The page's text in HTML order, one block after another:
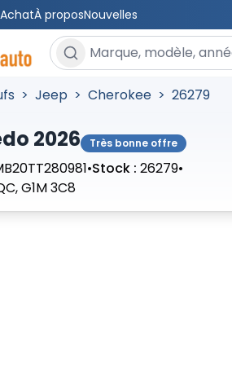
AchatÀ proposNouvelles
Rechercher un véhicule
> Jeep > Cherokee > 26279
2026 Très bonne offre
•Stock : 26279•
G1M 3C8